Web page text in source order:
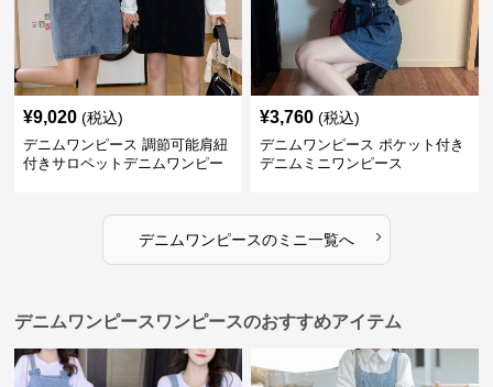
¥9,020 (税込)
デニムワンピース 調節可能肩紐
付きサロペットデニムワンピー
¥3,760 (税込)
デニムワンピース ポケット付き
デニムミニワンピース
デニムワンピースのミニ一覧へ ›
デニムワンピースワンピースのおすすめアイテム